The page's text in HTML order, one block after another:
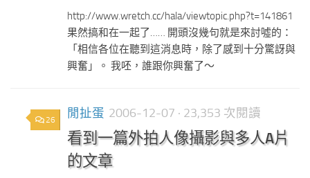
http://www.wretch.cc/hala/viewtopic.php?t=141861
果然搞和在一起了…… 開頭沒幾句就是來討噓的：
「相信各位在聽到這消息時，除了感到十分驚訝與
興奮」。 我呸，誰跟你興奮了～
26 閒扯蛋 2006-12-07 · 23,353 次閱讀
看到一篇外拍人像攝影與多人A片
的文章